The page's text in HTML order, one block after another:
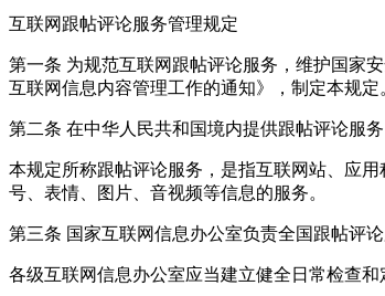
互联网跟帖评论服务管理规定
第一条 为规范互联网跟帖评论服务，维护国家
互联网信息内容管理工作的通知》，制定本规定
第二条 在中华人民共和国境内提供跟帖评论服务
本规定所称跟帖评论服务，是指互联网站、应
号、表情、图片、音视频等信息的服务。
第三条 国家互联网信息办公室负责全国跟帖评
各级互联网信息办公室应当建立健全日常检查